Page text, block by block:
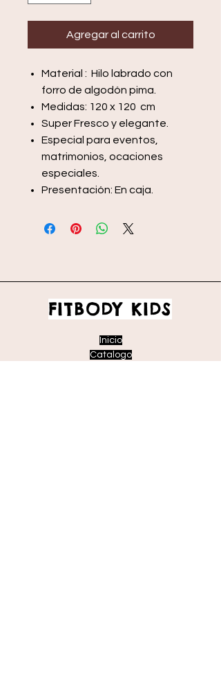
Agregar al carrito
Material : Hilo labrado con
forro de algodón pima.
Medidas: 120 x 120 cm
Super Fresco y elegante.
Especial para eventos,
matrimonios, ocaciones
especiales.
Presentación: En caja.
FITBODY KIDS
Inicio
Catalogo